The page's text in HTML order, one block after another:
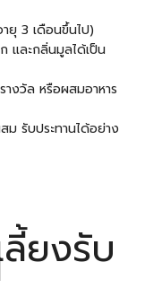
ยุ 3 เดือนขึ้นไป)
และกลิ่นมูลได้เป็น
งวัล หรือผสมอาหาร
ม รับประทานได้อย่าง
ยงรับ